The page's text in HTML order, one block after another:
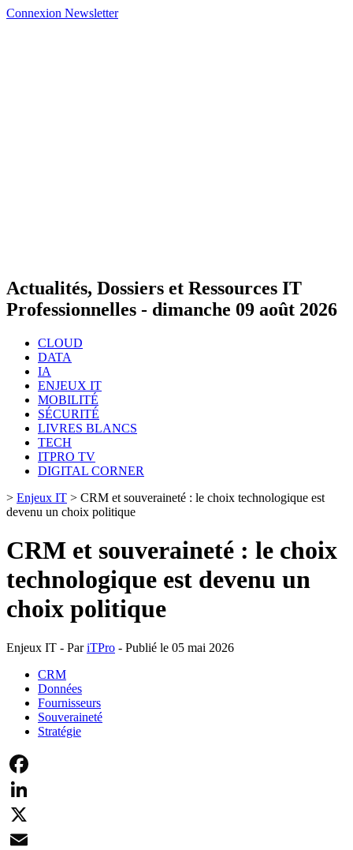
Connexion Newsletter
Actualités, Dossiers et Ressources IT
Professionnelles - dimanche 09 août 2026
CLOUD
DATA
IA
ENJEUX IT
MOBILITÉ
SÉCURITÉ
LIVRES BLANCS
TECH
ITPRO TV
DIGITAL CORNER
> Enjeux IT > CRM et souveraineté : le choix technologique est
devenu un choix politique
CRM et souveraineté : le choix
technologique est devenu un
choix politique
Enjeux IT - PariTPro - Publié le 05 mai 2026
CRM
Données
Fournisseurs
Souveraineté
Stratégie
Facebook
LinkedIn
X